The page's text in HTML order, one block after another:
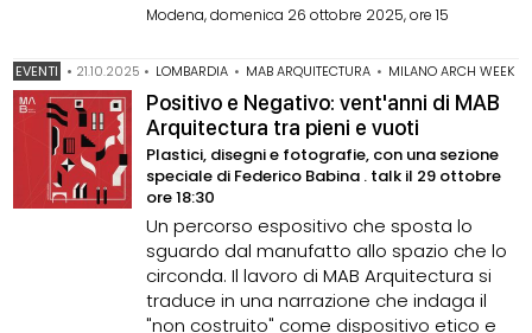
Modena, domenica 26 ottobre 2025, ore 15
EVENTI • 21.10.2025 • LOMBARDIA • MAB ARQUITECTURA • MILANO ARCH WEEK
Positivo e Negativo: vent'anni di MAB
Arquitectura tra pieni e vuoti
Plastici, disegni e fotografie, con una sezione
speciale di Federico Babina . talk il 29 ottobre
ore 18:30
Un percorso espositivo che sposta lo
sguardo dal manufatto allo spazio che lo
circonda. Il lavoro di MAB Arquitectura si
traduce in una narrazione che indaga il
"non costruito" come dispositivo etico e